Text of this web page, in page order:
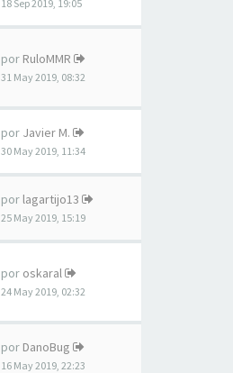
18 Sep 2019, 19:05
por RuloMMR
31 May 2019, 08:32
por Javier M.
30 May 2019, 11:34
por lagartijo13
25 May 2019, 15:19
por oskaral
24 May 2019, 02:32
por DanoBug
16 May 2019, 22:23